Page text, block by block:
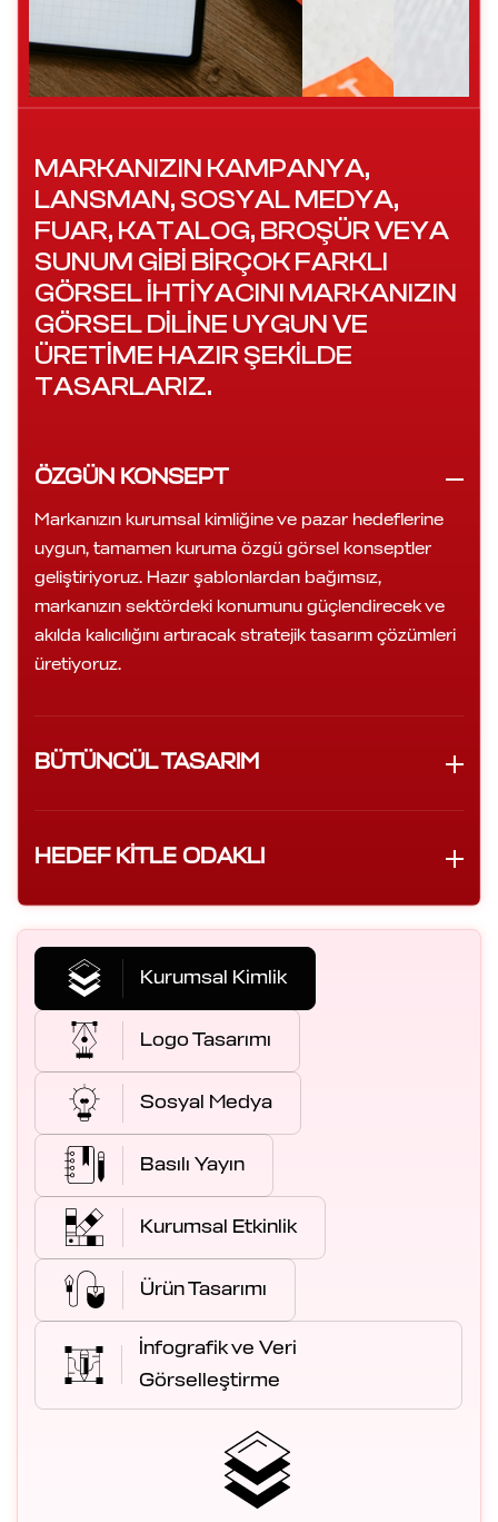
MARKANIZIN KAMPANYA,
LANSMAN, SOSYAL MEDYA,
FUAR, KATALOG, BROŞÜR VEYA
SUNUM GIBI BIRÇOK FARKLI
GÖRSEL IHTIYACINI MARKANIZIN
GÖRSEL DILINE UYGUN VE
ÜRETIME HAZIR ŞEKILDE
TASARLARIZ.
ÖZGÜN KONSEPT
Markanızın kurumsal kimliğine ve pazar hedeflerine
uygun, tamamen kuruma özgü görsel konseptler
geliştiriyoruz. Hazır şablonlardan bağımsız,
markanızın sektördeki konumunu güçlendirecek ve
akılda kalıcılığını artıracak stratejik tasarım çözümleri
üretiyoruz.
BÜTÜNCÜL TASARIM
HEDEF KITLE ODAKLI
Kurumsal Kimlik
Logo Tasarımı
Sosyal Medya
Basılı Yayın
Kurumsal Etkinlik
Ürün Tasarımı
İnfografik ve Veri
Görselleştirme